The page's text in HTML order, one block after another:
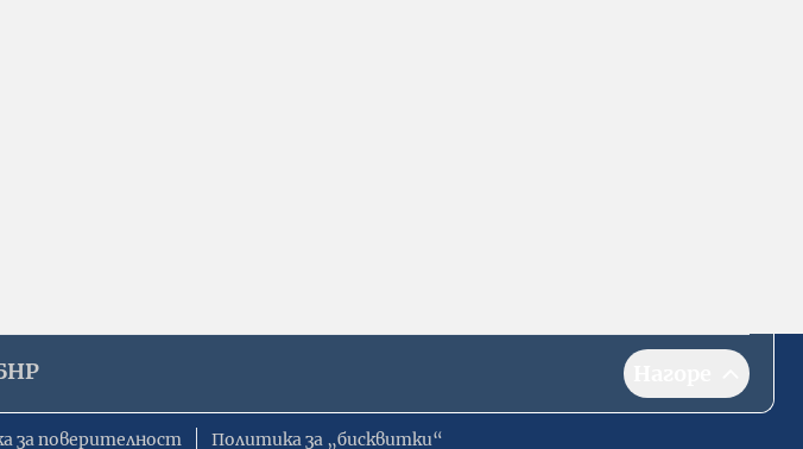
за поверителност Политика за „бисквитки“